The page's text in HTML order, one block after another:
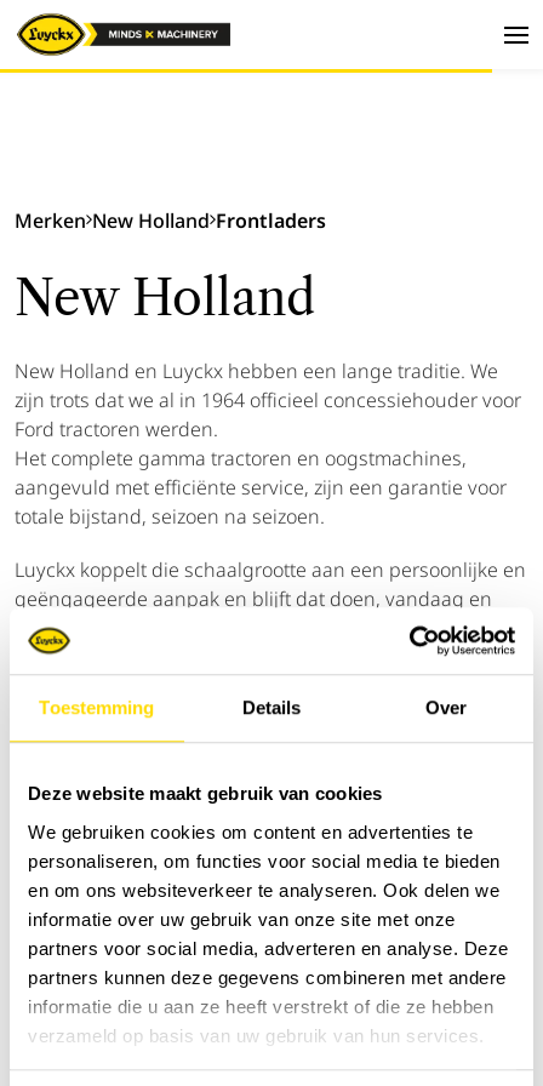
Toestemming Details Over
Deze website maakt gebruik van cookies
We gebruiken cookies om content en advertenties te
personaliseren, om functies voor social media te bieden
en om ons websiteverkeer te analyseren. Ook delen we
informatie over uw gebruik van onze site met onze
partners voor social media, adverteren en analyse. Deze
partners kunnen deze gegevens combineren met andere
informatie die u aan ze heeft verstrekt of die ze hebben
verzameld op basis van uw gebruik van hun services.
Merken New Holland Frontladers
New Holland
New Holland en Luyckx hebben een lange traditie. We
zijn trots dat we al in 1964 officieel concessiehouder voor
Ford tractoren werden.
Het complete gamma tractoren en oogstmachines,
aangevuld met efficiënte service, zijn een garantie voor
totale bijstand, seizoen na seizoen.
Luyckx koppelt die schaalgrootte aan een persoonlijke en
geëngageerde aanpak en blijft dat doen, vandaag en
morgen.
Na al deze jaren blijft Luyckx sterk verbonden met de
sector waar het allemaal begon: de landbouw.
Sorteer op: